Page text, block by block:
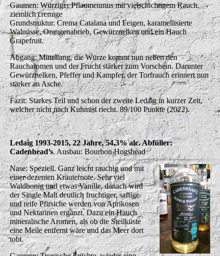
Gaumen: Würziger Pflaumenmus mit vielschichtigem Rauch,
ziemlich cremige
Grundstruktur. Crema Catalana und Feigen, karamellisierte
Walnüsse, Orangenabrieb, Gewürznelken und ein Hauch
Grapefruit.
Abgang: Mittellang, die Würze kommt nun neben den
Raucharomen und der Frucht stärker zum Vorschein. Darunter
Gewürznelken, Pfeffer und Kampfer, der Torfrauch erinnert nun
stärker an Asche.
Fazit: Starkes Teil und schon der zweite Ledaig in kurzer Zeit,
welcher nicht nach Kuhmist riecht. 89/100 Punkte (2022).
Ledaig 1993-2015, 22 Jahre, 54,3% alc. Abfüller:
Cadenhead’s. Ausbau: Bourbon Hogshead
Nase: Speziell. Ganz leicht rauchig und mit
einer dezenten Kräuternote. Sehr viel
Waldhonig und etwas Vanille, danach wird
der Single Malt deutlich fruchtiger, saftige
und reife Pfirsiche werden von Aprikosen
und Nektarinen ergänzt. Dazu ein Hauch
mineralische Aromen, als ob die Steilküste
eine Meile entfernt wäre und das Meer dort
tobt.